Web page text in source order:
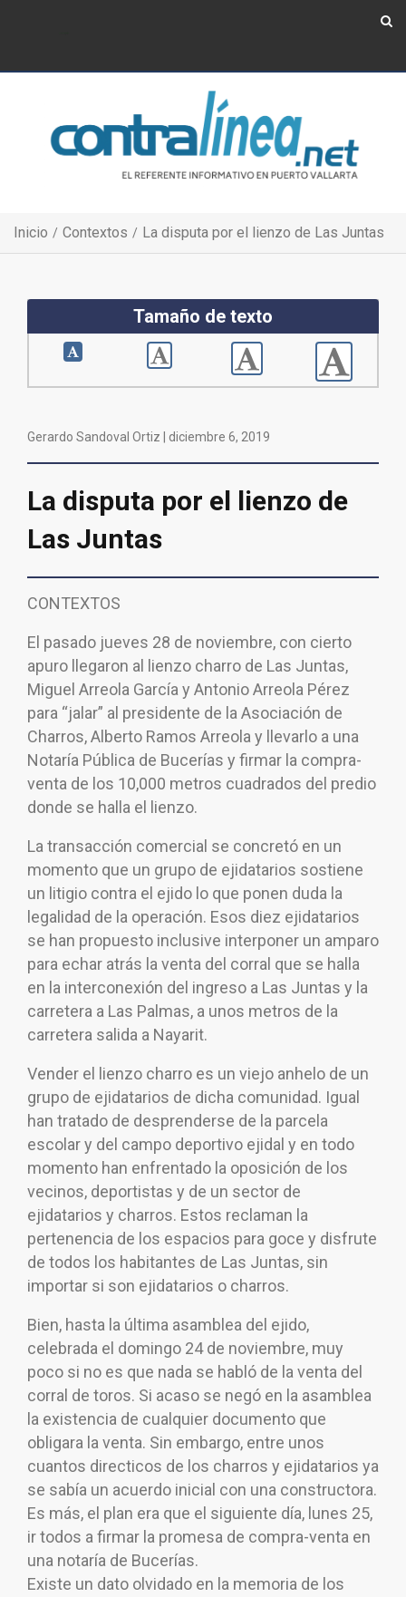
Inicio Contextos La disputa por el lienzo de Las Juntas
Tamaño de texto
Gerardo Sandoval Ortiz | diciembre 6, 2019
La disputa por el lienzo de
Las Juntas
CONTEXTOS
El pasado jueves 28 de noviembre, con cierto
apuro llegaron al lienzo charro de Las Juntas,
Miguel Arreola García y Antonio Arreola Pérez
para “jalar” al presidente de la Asociación de
Charros, Alberto Ramos Arreola y llevarlo a una
Notaría Pública de Bucerías y firmar la compra-
venta de los 10,000 metros cuadrados del predio
donde se halla el lienzo.
La transacción comercial se concretó en un
momento que un grupo de ejidatarios sostiene
un litigio contra el ejido lo que ponen duda la
legalidad de la operación. Esos diez ejidatarios
se han propuesto inclusive interponer un amparo
para echar atrás la venta del corral que se halla
en la interconexión del ingreso a Las Juntas y la
carretera a Las Palmas, a unos metros de la
carretera salida a Nayarit.
Vender el lienzo charro es un viejo anhelo de un
grupo de ejidatarios de dicha comunidad. Igual
han tratado de desprenderse de la parcela
escolar y del campo deportivo ejidal y en todo
momento han enfrentado la oposición de los
vecinos, deportistas y de un sector de
ejidatarios y charros. Estos reclaman la
pertenencia de los espacios para goce y disfrute
de todos los habitantes de Las Juntas, sin
importar si son ejidatarios o charros.
Bien, hasta la última asamblea del ejido,
celebrada el domingo 24 de noviembre, muy
poco si no es que nada se habló de la venta del
corral de toros. Si acaso se negó en la asamblea
la existencia de cualquier documento que
obligara la venta. Sin embargo, entre unos
cuantos directicos de los charros y ejidatarios ya
se sabía un acuerdo inicial con una constructora.
Es más, el plan era que el siguiente día, lunes 25,
ir todos a firmar la promesa de compra-venta en
una notaría de Bucerías.
Existe un dato olvidado en la memoria de los